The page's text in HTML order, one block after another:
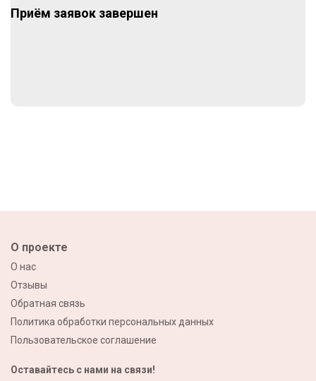
Приём заявок завершен
О проекте
О нас
Отзывы
Обратная связь
Политика обработки персональных данных
Пользовательское соглашение
Оставайтесь с нами на связи!